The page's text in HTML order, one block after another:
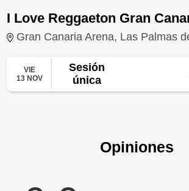
I Love Reggaeton Gran
Gran Canaria Arena, Las Palmas
VIE
13 NOV
Sesión
única
Opiniones